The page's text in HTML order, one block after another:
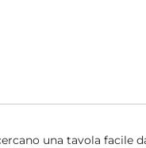
una tavola facile